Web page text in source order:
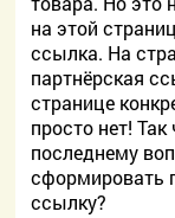
на этой
ссылка. На
партнёрская
странице
просто нет!
последнему
сформировать
ссылку?